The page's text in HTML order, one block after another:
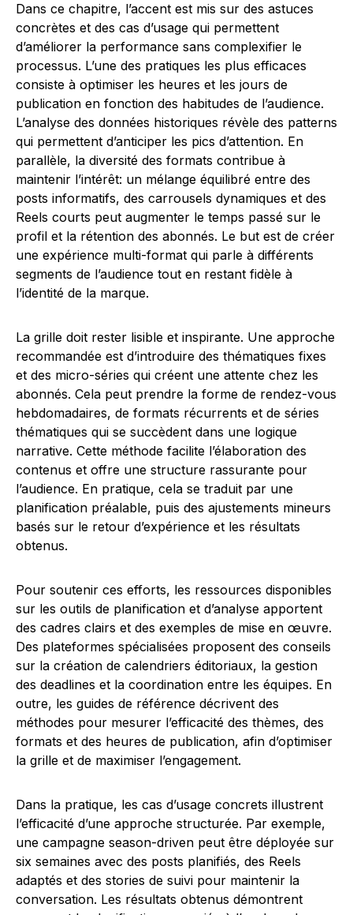
Dans ce chapitre, l’accent est mis sur des astuces
concrètes et des cas d’usage qui permettent
d’améliorer la performance sans complexifier le
processus. L’une des pratiques les plus efficaces
consiste à optimiser les heures et les jours de
publication en fonction des habitudes de l’audience.
L’analyse des données historiques révèle des patterns
qui permettent d’anticiper les pics d’attention. En
parallèle, la diversité des formats contribue à
maintenir l’intérêt: un mélange équilibré entre des
posts informatifs, des carrousels dynamiques et des
Reels courts peut augmenter le temps passé sur le
profil et la rétention des abonnés. Le but est de créer
une expérience multi-format qui parle à différents
segments de l’audience tout en restant fidèle à
l’identité de la marque.
La grille doit rester lisible et inspirante. Une approche
recommandée est d’introduire des thématiques fixes
et des micro-séries qui créent une attente chez les
abonnés. Cela peut prendre la forme de rendez-vous
hebdomadaires, de formats récurrents et de séries
thématiques qui se succèdent dans une logique
narrative. Cette méthode facilite l’élaboration des
contenus et offre une structure rassurante pour
l’audience. En pratique, cela se traduit par une
planification préalable, puis des ajustements mineurs
basés sur le retour d’expérience et les résultats
obtenus.
Pour soutenir ces efforts, les ressources disponibles
sur les outils de planification et d’analyse apportent
des cadres clairs et des exemples de mise en œuvre.
Des plateformes spécialisées proposent des conseils
sur la création de calendriers éditoriaux, la gestion
des deadlines et la coordination entre les équipes. En
outre, les guides de référence décrivent des
méthodes pour mesurer l’efficacité des thèmes, des
formats et des heures de publication, afin d’optimiser
la grille et de maximiser l’engagement.
Dans la pratique, les cas d’usage concrets illustrent
l’efficacité d’une approche structurée. Par exemple,
une campagne season-driven peut être déployée sur
six semaines avec des posts planifiés, des Reels
adaptés et des stories de suivi pour maintenir la
conversation. Les résultats obtenus démontrent